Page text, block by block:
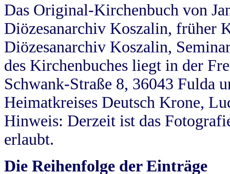
Das Original-Kirchenbuch von
Diözesanarchiv Koszalin, früher
Diözesanarchiv Koszalin,
des Kirchenbuches liegt in der
Schwank-Straße 8, 36043 Fulda
Heimatkreises Deutsch Krone,
Hinweis: Derzeit ist das
erlaubt.
Die Reihenfolge der Einträge